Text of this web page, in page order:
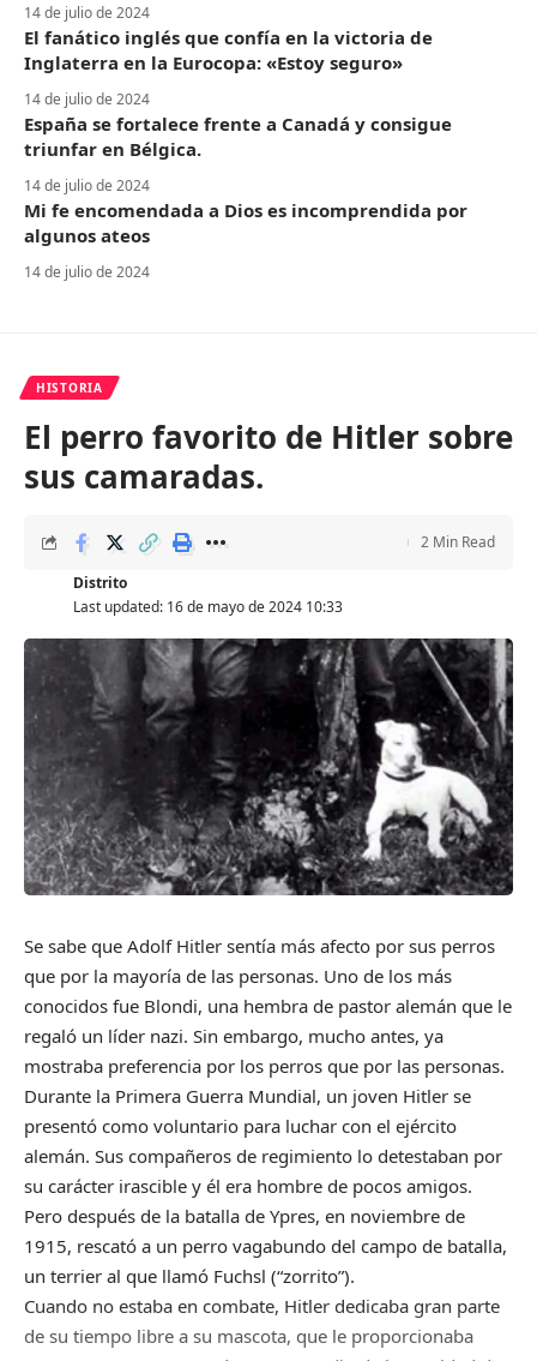
14 de julio de 2024
El fanático inglés que confía en la victoria de
Inglaterra en la Eurocopa: «Estoy seguro»
14 de julio de 2024
España se fortalece frente a Canadá y consigue
triunfar en Bélgica.
14 de julio de 2024
Mi fe encomendada a Dios es incomprendida por
algunos ateos
14 de julio de 2024
HISTORIA
El perro favorito de Hitler sobre
sus camaradas.
Last updated: 16 de mayo de 2024 10:33
Distrito
2 Min Read
Se sabe que Adolf Hitler sentía más afecto por sus perros
que por la mayoría de las personas. Uno de los más
conocidos fue Blondi, una hembra de pastor alemán que le
regaló un líder nazi. Sin embargo, mucho antes, ya
mostraba preferencia por los perros que por las personas.
Durante la Primera Guerra Mundial, un joven Hitler se
presentó como voluntario para luchar con el ejército
alemán. Sus compañeros de regimiento lo detestaban por
su carácter irascible y él era hombre de pocos amigos.
Pero después de la batalla de Ypres, en noviembre de
1915, rescató a un perro vagabundo del campo de batalla,
un terrier al que llamó Fuchsl (“zorrito”).
Cuando no estaba en combate, Hitler dedicaba gran parte
de su tiempo libre a su mascota, que le proporcionaba